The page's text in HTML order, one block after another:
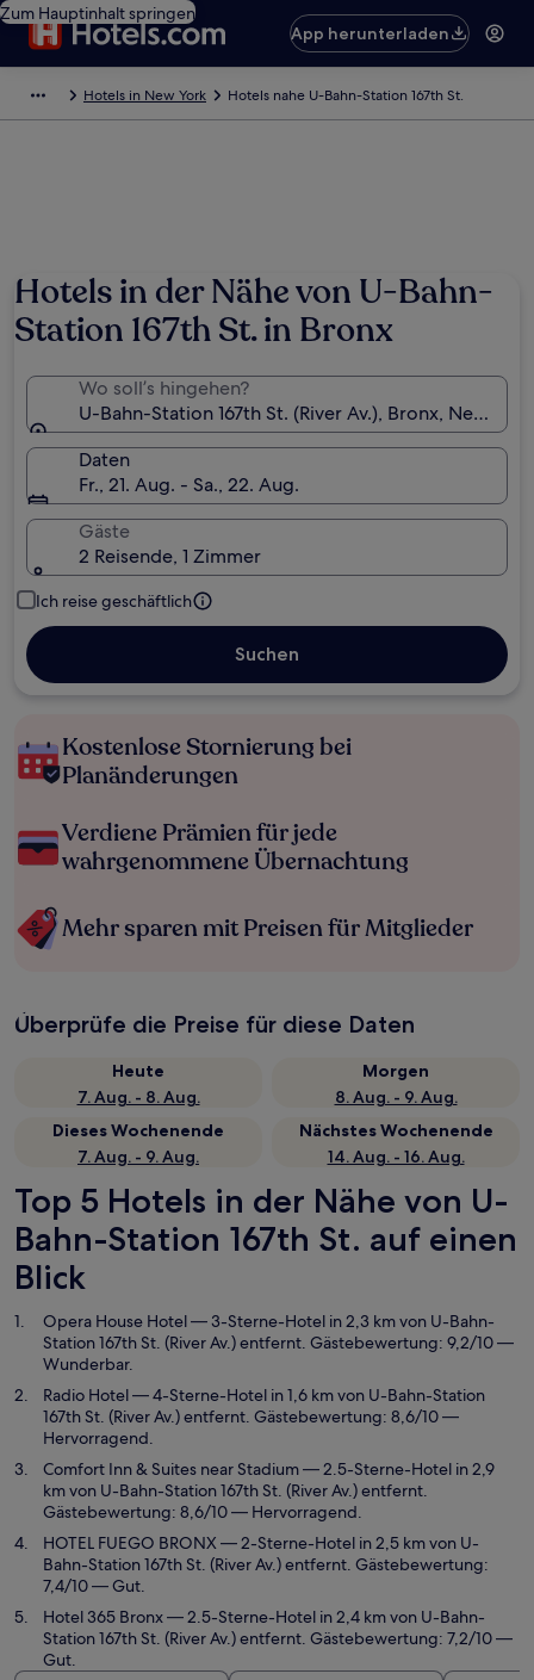
Zum Hauptinhalt springen
App herunterladen
Hotels in New York Hotels nahe U-Bahn-Station 167th St.
Hotels in der Nähe von U-Bahn-
Station 167th St. in Bronx
Wo soll’s hingehen?
U-Bahn-Station 167th St. (River Av.), Bronx, New
Daten
Fr., 21. Aug. - Sa., 22. Aug.
Gäste
2 Reisende, 1 Zimmer
Ich reise geschäftlich
Suchen
Kostenlose Stornierung bei
Planänderungen
Verdiene Prämien für jede
wahrgenommene Übernachtung
Mehr sparen mit Preisen für Mitglieder
Überprüfe die Preise für diese Daten
Heute
7. Aug. - 8. Aug.
Morgen
8. Aug. - 9. Aug.
Dieses Wochenende
7. Aug. - 9. Aug.
Nächstes Wochenende
14. Aug. - 16. Aug.
Top 5 Hotels in der Nähe von U-
Bahn-Station 167th St. auf einen
Blick
Opera House Hotel— 3-Sterne-Hotel in 2,3 km von U-Bahn-
Station 167th St. (River Av.) entfernt. Gästebewertung: 9,2/10 —
Wunderbar.
Radio Hotel— 4-Sterne-Hotel in 1,6 km von U-Bahn-Station
167th St. (River Av.) entfernt. Gästebewertung: 8,6/10 —
Hervorragend.
Comfort Inn & Suites near Stadium— 2.5-Sterne-Hotel in 2,9
km von U-Bahn-Station 167th St. (River Av.) entfernt.
Gästebewertung: 8,6/10 — Hervorragend.
HOTEL FUEGO BRONX— 2-Sterne-Hotel in 2,5 km von U-
Bahn-Station 167th St. (River Av.) entfernt. Gästebewertung:
7,4/10 — Gut.
Hotel 365 Bronx— 2.5-Sterne-Hotel in 2,4 km von U-Bahn-
Station 167th St. (River Av.) entfernt. Gästebewertung: 7,2/10 —
Gut.